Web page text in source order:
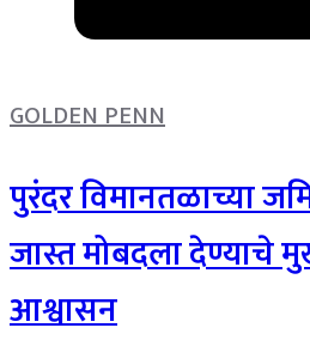
GOLDEN PENN
पुरंदर विमानतळाच्या
जास्त मोबदला देण्याचे
आश्वासन